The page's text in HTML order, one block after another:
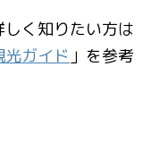
く知りたい方は
ガイド 」を参考